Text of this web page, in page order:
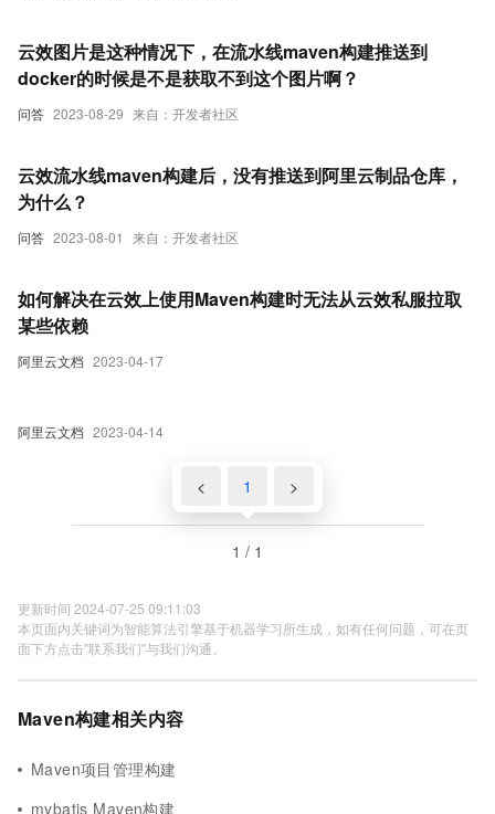
问答 2023-08-29 来自：开发者社区
云效图片是这种情况下，在流水线maven构建推送到
docker的时候是不是获取不到这个图片啊？
问答 2023-08-01 来自：开发者社区
云效流水线maven构建后，没有推送到阿里云制品仓库，
为什么？
阿里云文档 2023-04-17
如何解决在云效上使用Maven构建时无法从云效私服拉取
某些依赖
阿里云文档 2023-04-14
< 1 >
1 / 1
更新时间 2024-07-25 09:11:03
本页面内关键词为智能算法引擎基于机器学习所生成，如有任何问题，可在页
面下方点击"联系我们"与我们沟通。
Maven构建相关内容
Maven项目管理构建
mybatis Maven构建